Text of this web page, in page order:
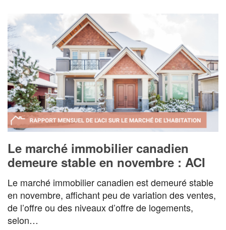
Le marché immobilier canadien
demeure stable en novembre : ACI
Le marché immobilier canadien est demeuré stable
en novembre, affichant peu de variation des ventes,
de l’offre ou des niveaux d’offre de logements,
selon…